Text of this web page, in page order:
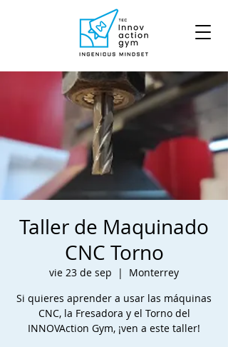
Taller de Maquinado
CNC Torno
vie 23 de sep
  |
Monterrey
Si quieres aprender a usar las máquinas
CNC, la Fresadora y el Torno del
INNOVAction Gym, ¡ven a este taller!